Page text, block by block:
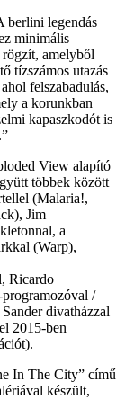
berlini legendás
minimális
amelyből
tízszámos utazás
felszabadulás,
a korunkban
kapaszkodót is
View alapító
többek között
(Malaria!,
Jim
a
(Warp),
Ricardo
/
divatházzal
2015-ben
In The City” című
készült,